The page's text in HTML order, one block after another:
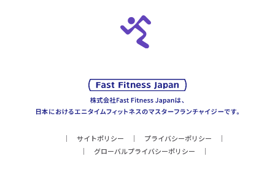
サイトポリシー
プライバシーポリシー
グローバルプライバシーポリシー